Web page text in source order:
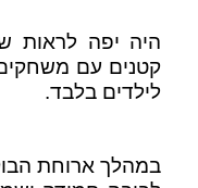
היה יפה לראות
קטנים עם משחקים
לילדים בלבד.
במהלך ארוחת